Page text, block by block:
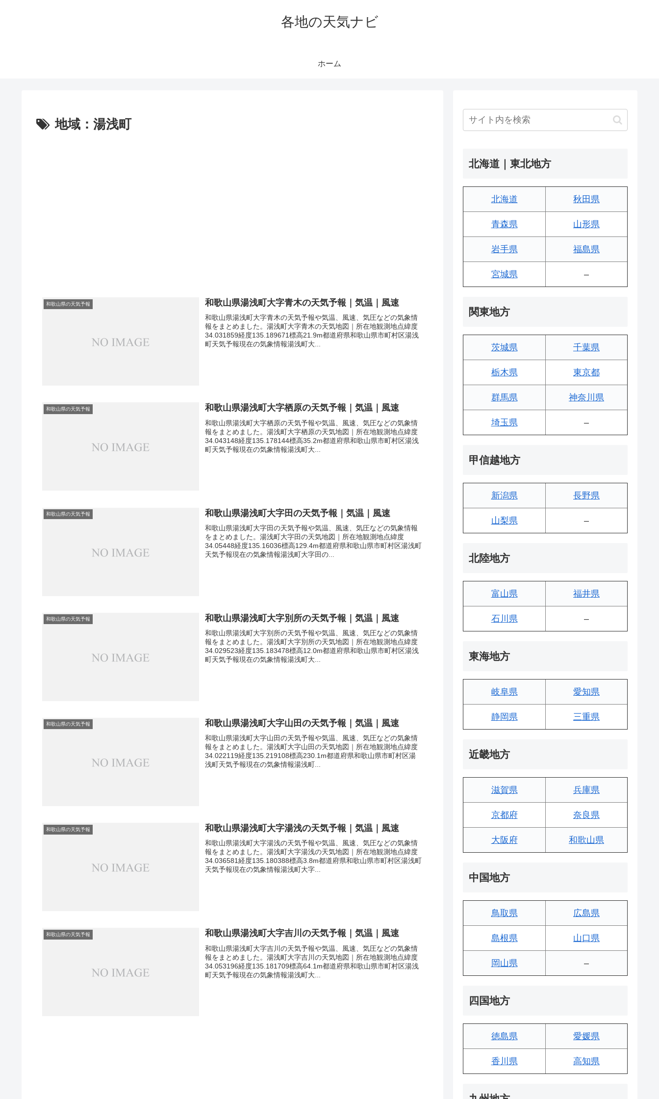
各地の天気ナビ
ホーム
地域：湯浅町
和歌山県の天気予報 和歌山県湯浅町大字青木の天気予報｜気温｜風速
和歌山県湯浅町大字青木の天気予報や気温、風速、気圧などの気象情
報をまとめました。湯浅町大字青木の天気地図｜所在地観測地点緯度
34.031859経度135.189671標高21.9m都道府県和歌山県市町村区湯浅
町天気予報現在の気象情報湯浅町大...
和歌山県の天気予報 和歌山県湯浅町大字栖原の天気予報｜気温｜風速
和歌山県湯浅町大字栖原の天気予報や気温、風速、気圧などの気象情
報をまとめました。湯浅町大字栖原の天気地図｜所在地観測地点緯度
34.043148経度135.178144標高35.2m都道府県和歌山県市町村区湯浅
町天気予報現在の気象情報湯浅町大...
和歌山県の天気予報 和歌山県湯浅町大字田の天気予報｜気温｜風速
和歌山県湯浅町大字田の天気予報や気温、風速、気圧などの気象情報
をまとめました。湯浅町大字田の天気地図｜所在地観測地点緯度
34.05448経度135.16036標高129.4m都道府県和歌山県市町村区湯浅町
天気予報現在の気象情報湯浅町大字田の...
和歌山県の天気予報 和歌山県湯浅町大字別所の天気予報｜気温｜風速
和歌山県湯浅町大字別所の天気予報や気温、風速、気圧などの気象情
報をまとめました。湯浅町大字別所の天気地図｜所在地観測地点緯度
34.029523経度135.183478標高12.0m都道府県和歌山県市町村区湯浅
町天気予報現在の気象情報湯浅町大...
和歌山県の天気予報 和歌山県湯浅町大字山田の天気予報｜気温｜風速
和歌山県湯浅町大字山田の天気予報や気温、風速、気圧などの気象情
報をまとめました。湯浅町大字山田の天気地図｜所在地観測地点緯度
34.022119経度135.219108標高230.1m都道府県和歌山県市町村区湯
浅町天気予報現在の気象情報湯浅町...
和歌山県の天気予報 和歌山県湯浅町大字湯浅の天気予報｜気温｜風速
和歌山県湯浅町大字湯浅の天気予報や気温、風速、気圧などの気象情
報をまとめました。湯浅町大字湯浅の天気地図｜所在地観測地点緯度
34.036581経度135.180388標高3.8m都道府県和歌山県市町村区湯浅町
天気予報現在の気象情報湯浅町大字...
和歌山県の天気予報 和歌山県湯浅町大字吉川の天気予報｜気温｜風速
和歌山県湯浅町大字吉川の天気予報や気温、風速、気圧などの気象情
報をまとめました。湯浅町大字吉川の天気地図｜所在地観測地点緯度
34.053196経度135.181709標高64.1m都道府県和歌山県市町村区湯浅
町天気予報現在の気象情報湯浅町大...
北海道｜東北地方
北海道 秋田県
青森県 山形県
岩手県 福島県
宮城県 –
関東地方
茨城県 千葉県
栃木県 東京都
群馬県 神奈川県
埼玉県 –
甲信越地方
新潟県 長野県
山梨県 –
北陸地方
富山県 福井県
石川県 –
東海地方
岐阜県 愛知県
静岡県 三重県
近畿地方
滋賀県 兵庫県
京都府 奈良県
大阪府 和歌山県
中国地方
鳥取県 広島県
島根県 山口県
岡山県 –
四国地方
徳島県 愛媛県
香川県 高知県